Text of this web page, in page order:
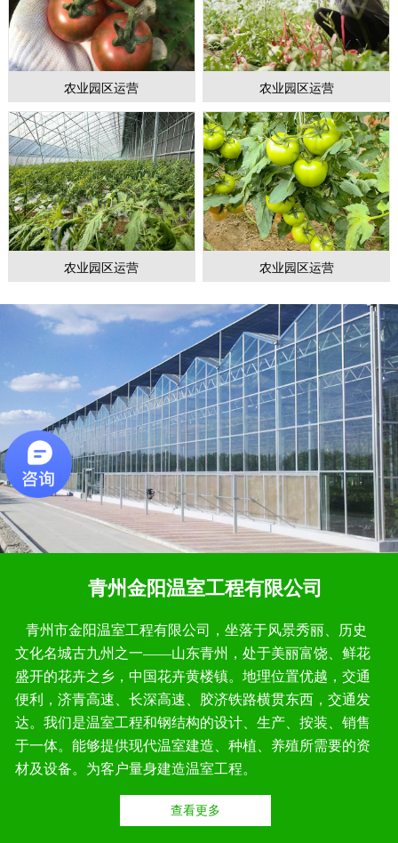
农业园区运营 农业园区运营
农业园区运营 农业园区运营
青州金阳温室工程有限公司
青州市金阳温室工程有限公司，坐落于风景秀丽、历史
文化名城古九州之一——山东青州，处于美丽富饶、鲜花
盛开的花卉之乡，中国花卉黄楼镇。地理位置优越，交通
便利，济青高速、长深高速、胶济铁路横贯东西，交通发
达。我们是温室工程和钢结构的设计、生产、按装、销售
于一体。能够提供现代温室建造、种植、养殖所需要的资
材及设备。为客户量身建造温室工程。
查看更多